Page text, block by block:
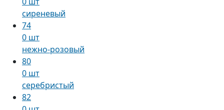
сиреневый
74
0 шт
нежно-розовый
80
0 шт
серебристый
82